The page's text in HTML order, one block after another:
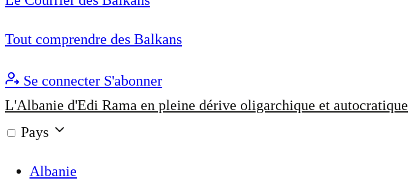
Tout comprendre des Balkans
Se connecter S'abonner
L'Albanie d'Edi Rama en pleine dérive oligarchique et autocratique
Pays
Albanie